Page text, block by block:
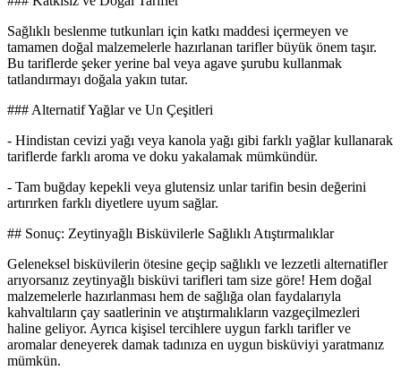
Sağlıklı beslenme tutkunları için katkı maddesi içermeyen ve
tamamen doğal malzemelerle hazırlanan tarifler büyük önem taşır.
Bu tariflerde şeker yerine bal veya agave şurubu kullanmak
tatlandırmayı doğala yakın tutar.
### Alternatif Yağlar ve Un Çeşitleri
- Hindistan cevizi yağı veya kanola yağı gibi farklı yağlar kullanarak
tariflerde farklı aroma ve doku yakalamak mümkündür.
- Tam buğday kepekli veya glutensiz unlar tarifin besin değerini
artırırken farklı diyetlere uyum sağlar.
## Sonuç: Zeytinyağlı Bisküvilerle Sağlıklı Atıştırmalıklar
Geleneksel bisküvilerin ötesine geçip sağlıklı ve lezzetli alternatifler
arıyorsanız zeytinyağlı bisküvi tarifleri tam size göre! Hem doğal
malzemelerle hazırlanması hem de sağlığa olan faydalarıyla
kahvaltıların çay saatlerinin ve atıştırmalıkların vazgeçilmezleri
haline geliyor. Ayrıca kişisel tercihlere uygun farklı tarifler ve
aromalar deneyerek damak tadınıza en uygun bisküviyi yaratmanız
mümkün.